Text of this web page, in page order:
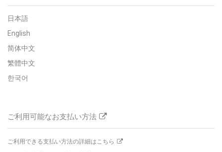
日本語
English
简体中文
繁體中文
한국어
ご利用可能なお支払い方法
ご利用できる支払い方法の詳細はこちら